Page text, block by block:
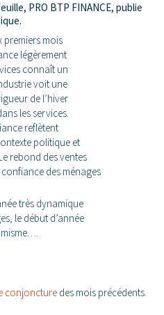
PRO BTP FINANCE, publie
premiers mois
légèrement
connaît un
voit une
de l’hiver
les services.
reflètent
politique et
rebond des ventes
des ménages
très dynamique
le début d’année
conjoncture des mois précédents.